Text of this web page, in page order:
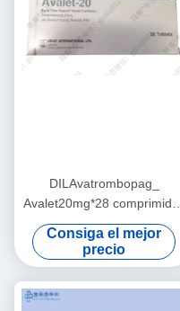
anemia aplásica grave
DILAvatrombopag_
Avalet20mg*28 comprimidos
(caja) Trombocitopenia en
pacientes con enfermedad
hepática (DCL) Aplicable
durante el tratamiento con
este medicamento
Consiga el mejor
precio